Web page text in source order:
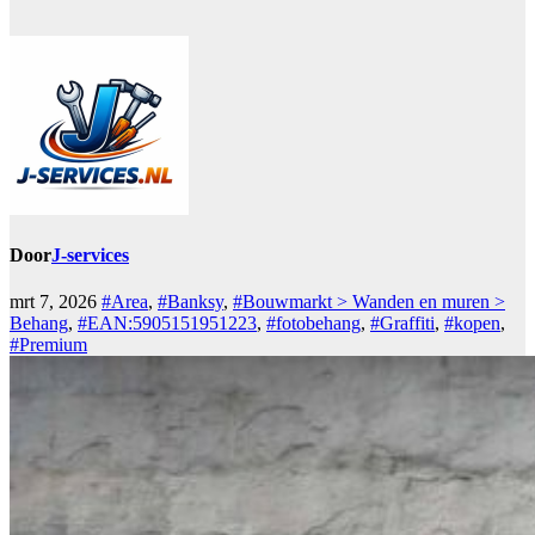
DoorJ-services
mrt 7, 2026 #Area, #Banksy, #Bouwmarkt > Wanden en muren >
Behang, #EAN:5905151951223, #fotobehang, #Graffiti, #kopen,
#Premium